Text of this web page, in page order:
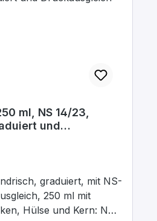
ml, NS 14/23,
und
graduiert, mit NS-
250 ml mit
Hülse und Kern: NS